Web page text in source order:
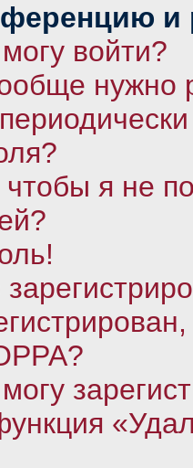
и
войти?
нужно
я не